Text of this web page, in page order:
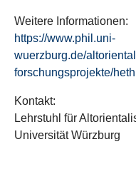
Weitere Informationen:
https://www.phil.uni-
wuerzburg.de/
forschungsprojekte/
Kontakt:
Lehrstuhl für
Universität Würzburg